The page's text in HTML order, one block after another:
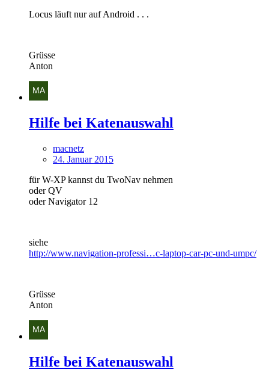
Locus läuft nur auf Android . . .
Grüsse
Anton
Hilfe bei Katenauswahl
macnetz
24. Januar 2015
für W-XP kannst du TwoNav nehmen
oder QV
oder Navigator 12
siehe
http://www.navigation-professi…c-laptop-car-pc-und-umpc/
Grüsse
Anton
Hilfe bei Katenauswahl